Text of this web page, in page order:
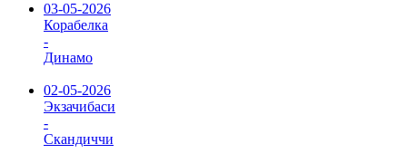
03-05-2026
Корабелка
-
Динамо
02-05-2026
Экзачибаси
-
Скандиччи